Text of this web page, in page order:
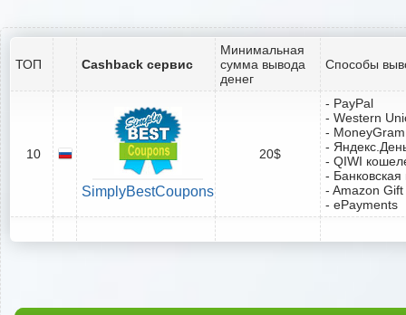
ТОП Cashback сервис
Минимальная
сумма вывода
денег
Способы
10
SimplyBestCoupons
20$
- PayPal
- Western
- MoneyGram
-
- QIWI
-
- Amazon
- ePayments